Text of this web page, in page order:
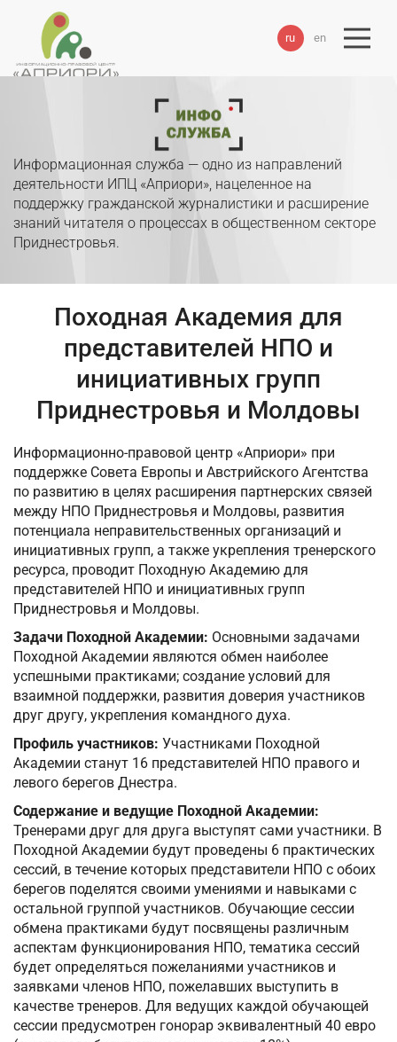
ru en
Информационная служба — одно из направлений
деятельности ИПЦ «Априори», нацеленное на
поддержку гражданской журналистики и расширение
знаний читателя о процессах в общественном секторе
Приднестровья.
Походная Академия для
представителей НПО и
инициативных групп
Приднестровья и Молдовы
Информационно-правовой центр «Априори» при
поддержке Совета Европы и Австрийского Агентства
по развитию в целях расширения партнерских связей
между НПО Приднестровья и Молдовы, развития
потенциала неправительственных организаций и
инициативных групп, а также укрепления тренерского
ресурса, проводит Походную Академию для
представителей НПО и инициативных групп
Приднестровья и Молдовы.
Задачи Походной Академии: Основными задачами
Походной Академии являются обмен наиболее
успешными практиками; создание условий для
взаимной поддержки, развития доверия участников
друг другу, укрепления командного духа.
Профиль участников: Участниками Походной
Академии станут 16 представителей НПО правого и
левого берегов Днестра.
Содержание и ведущие Походной Академии:
Тренерами друг для друга выступят сами участники. В
Походной Академии будут проведены 6 практических
сессий, в течение которых представители НПО с обоих
берегов поделятся своими умениями и навыками с
остальной группой участников. Обучающие сессии
обмена практиками будут посвящены различным
аспектам функционирования НПО, тематика сессий
будет определяться пожеланиями участников и
заявками членов НПО, пожелавших выступить в
качестве тренеров. Для ведущих каждой обучающей
сессии предусмотрен гонорар эквивалентный 40 евро